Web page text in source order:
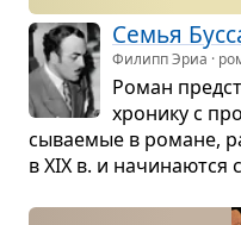
Семья
Филипп Эриа ·
Роман
хро­нику с
сы­ва­е­мые в романе,
в XIX в. и начи­на­ются